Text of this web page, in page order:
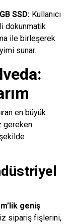
SSD: Kullanıcı
dokunmatik
ile birleşerek
sunar.
en büyük
gereken
geniş
sipariş fişlerini,